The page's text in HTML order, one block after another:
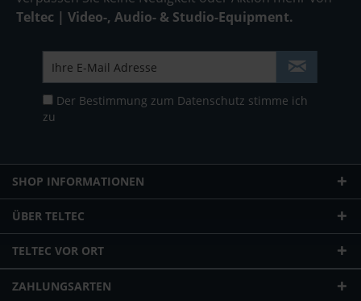
Teltec | Video-, Audio- & Studio-Equipment.
Der Bestimmung zum Datenschutz stimme ich
zu
SHOP INFORMATIONEN
ÜBER TELTEC
TELTEC VOR ORT
ZAHLUNGSARTEN